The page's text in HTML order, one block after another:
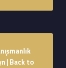
| Back to